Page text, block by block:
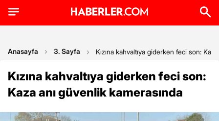
Anasayfa 3. Sayfa Kızına kahvaltıya giderken feci son:
Kızına kahvaltıya giderken feci son:
Kaza anı güvenlik kamerasında